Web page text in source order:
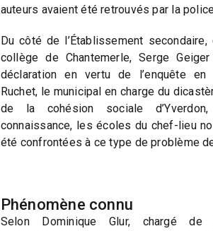
auteurs avaient été retrouvés par la
Du côté de l’Établissement
collège de Chantemerle, Serge
déclaration en vertu de l’enquête en
Ruchet, le municipal en charge du
de la cohésion sociale
connaissance, les écoles du chef-lieu
été confrontées à ce type de problème
Phénomène connu
Selon Dominique Glur, chargé